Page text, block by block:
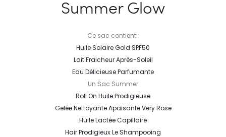
Summer Glow
Ce sac contient :
Huile Solaire Gold SPF50
Lait Fraicheur Après-Soleil
Eau Délicieuse Parfumante
Un Sac Summer
Roll On Huile Prodigieuse
Gelée Nettoyante Apaisante Very Rose
Huile Lactée Capillaire
Hair Prodigieux Le Shampooing